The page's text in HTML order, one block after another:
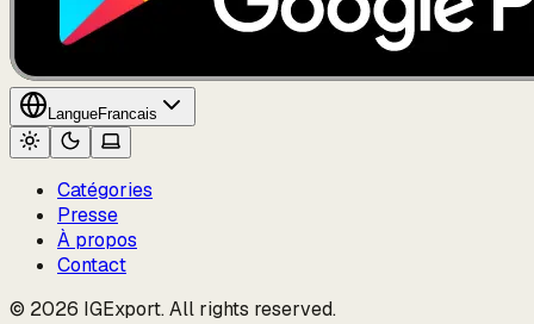
LangueFrancais
Catégories
Presse
À propos
Contact
© 2026 IGExport. All rights reserved.